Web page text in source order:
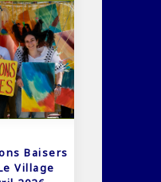
Baisers
Village